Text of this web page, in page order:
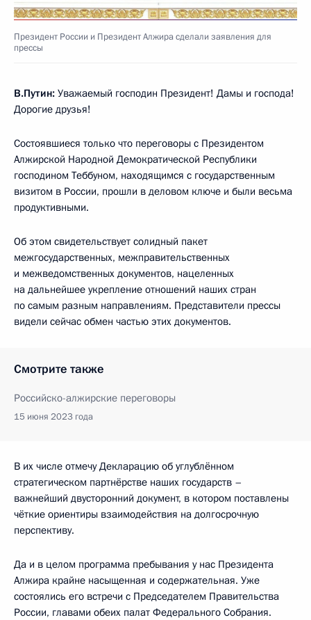
Президент России и Президент Алжира сделали заявления для
прессы
В.Путин: Уважаемый господин Президент! Дамы и господа!
Дорогие друзья!
Состоявшиеся только что переговоры с Президентом
Алжирской Народной Демократической Республики
господином Теббуном, находящимся с государственным
визитом в России, прошли в деловом ключе и были весьма
продуктивными.
Об этом свидетельствует солидный пакет
межгосударственных, межправительственных
и межведомственных документов, нацеленных
на дальнейшее укрепление отношений наших стран
по самым разным направлениям. Представители прессы
видели сейчас обмен частью этих документов.
Смотрите также
Российско-алжирские переговоры
15 июня 2023 года
В их числе отмечу Декларацию об углублённом
стратегическом партнёрстве наших государств –
важнейший двусторонний документ, в котором поставлены
чёткие ориентиры взаимодействия на долгосрочную
перспективу.
Да и в целом программа пребывания у нас Президента
Алжира крайне насыщенная и содержательная. Уже
состоялись его встречи с Председателем Правительства
России, главами обеих палат Федерального Собрания.